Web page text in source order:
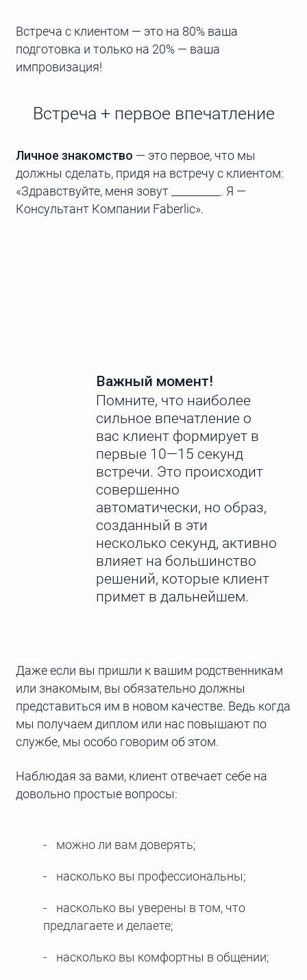
Встреча с клиентом — это на 80% ваша
подготовка и только на 20% — ваша
импровизация!
Встреча + первое впечатление
Личное знакомство — это первое, что мы
должны сделать, придя на встречу с клиентом:
«Здравствуйте, меня зовут _________. Я —
Консультант Компании Faberlic».
Важный момент!
Помните, что наиболее
сильное впечатление о
вас клиент формирует в
первые 10—15 секунд
встречи. Это происходит
совершенно
автоматически, но образ,
созданный в эти
несколько секунд, активно
влияет на большинство
решений, которые клиент
примет в дальнейшем.
Даже если вы пришли к вашим родственникам
или знакомым, вы обязательно должны
представиться им в новом качестве. Ведь когда
мы получаем диплом или нас повышают по
службе, мы особо говорим об этом.
Наблюдая за вами, клиент отвечает себе на
довольно простые вопросы:
можно ли вам доверять;
насколько вы профессиональны;
насколько вы уверены в том, что
предлагаете и делаете;
насколько вы комфортны в общении;